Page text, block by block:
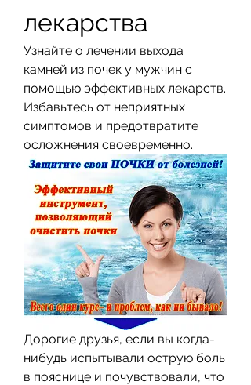
лекарства
Узнайте о лечении выхода
камней из почек у мужчин с
помощью эффективных лекарств.
Избавьтесь от неприятных
симптомов и предотвратите
осложнения своевременно.
Дорогие друзья, если вы когда-
нибудь испытывали острую боль
в пояснице и почувствовали, что